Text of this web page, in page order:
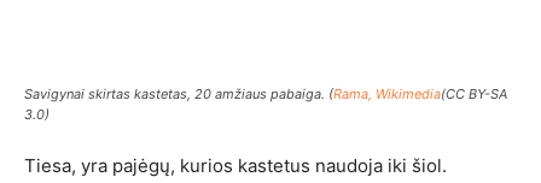
Savigynai skirtas kastetas, 20 amžiaus pabaiga. (Rama, Wikimedia(CC BY-SA
3.0)
Tiesa, yra pajėgų, kurios kastetus naudoja iki šiol.